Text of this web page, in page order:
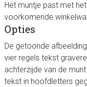
Het muntje past met
voorkomende
Opties
De getoonde
vier regels tekst
achterzijde van de
tekst in hoofdletters